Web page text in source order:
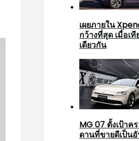
เผยภายใน
กว้างที่สุด เมื่อเ
เดียวกัน
MG 07 ตั้งเป้าค
ดานที่ขายดีเป็น